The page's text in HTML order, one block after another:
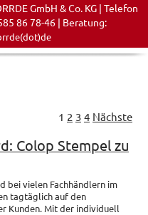
GmbH & Co. KG | Telefon
86 78-46 | Beratung:
1 2 3 4 Nächste
Colop Stempel zu
bei vielen Fachhändlern im
tagtäglich auf den
Kunden. Mit der individuell